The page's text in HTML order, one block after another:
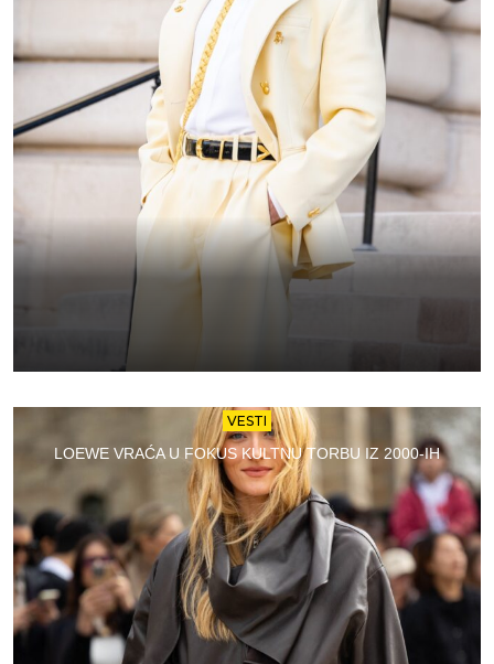
VESTI
LOEWE VRAĆA U FOKUS KULTNU TORBU IZ 2000-IH